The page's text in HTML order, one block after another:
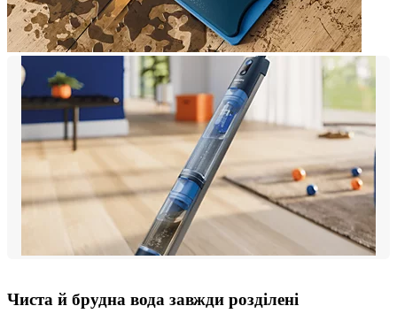
Чиста й брудна вода завжди розділені